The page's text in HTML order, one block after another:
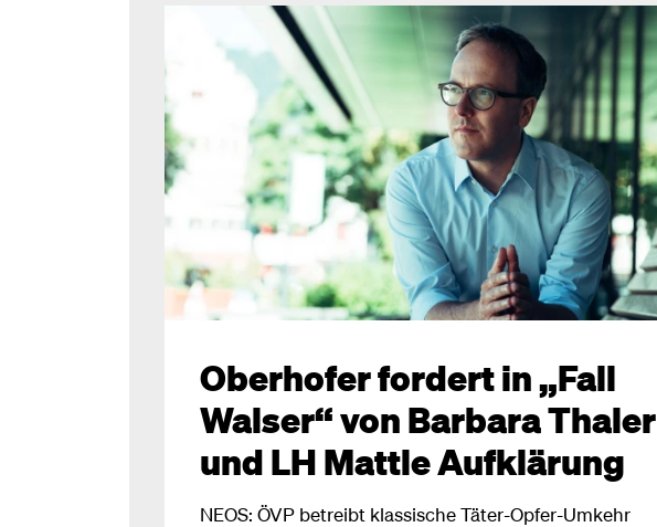
Oberhofer fordert in „Fall
Walser“ von Barbara Thaler
und LH Mattle Aufklärung
NEOS: ÖVP betreibt klassische Täter-Opfer-Umkehr